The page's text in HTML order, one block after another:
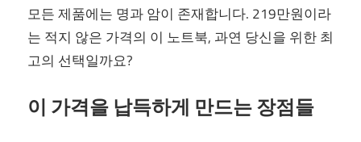
모든 제품에는 명과 암이 존재합니다. 219만원이라
는 적지 않은 가격의 이 노트북, 과연 당신을 위한 최
고의 선택일까요?
이 가격을 납득하게 만드는 장점들